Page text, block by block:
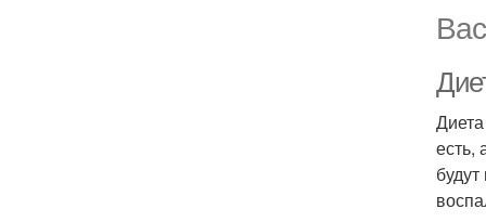
есть,